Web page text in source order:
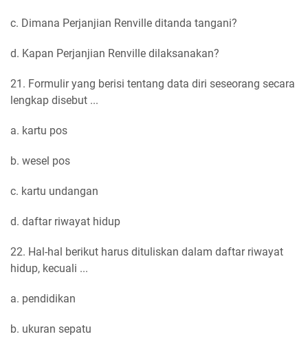
c. Dimana Perjanjian Renville ditanda tangani?
d. Kapan Perjanjian Renville dilaksanakan?
21. Formulir yang berisi tentang data diri seseorang secara
lengkap disebut ...
a. kartu pos
b. wesel pos
c. kartu undangan
d. daftar riwayat hidup
22. Hal-hal berikut harus dituliskan dalam daftar riwayat
hidup, kecuali ...
a. pendidikan
b. ukuran sepatu